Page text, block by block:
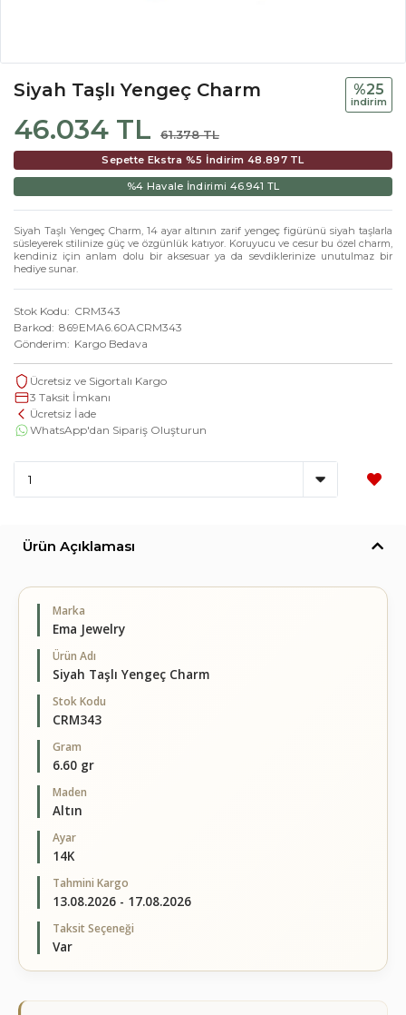
Siyah Taşlı Yengeç Charm
46.034 TL 61.378 TL
%25
i̇ndi̇ri̇m
Sepette Ekstra %5 İndirim48.897 TL
%4 Havale İndirimi 46.941 TL
Siyah Taşlı Yengeç Charm, 14 ayar altının zarif yengeç figürünü siyah taşlarla
süsleyerek stilinize güç ve özgünlük katıyor. Koruyucu ve cesur bu özel charm,
kendiniz için anlam dolu bir aksesuar ya da sevdiklerinize unutulmaz bir
hediye sunar.
Stok Kodu
CRM343
Barkod 869EMA6.60ACRM343
Gönderim
Kargo Bedava
Ücretsiz ve Sigortalı Kargo
3 Taksit İmkanı
Ücretsiz İade
WhatsApp'dan Sipariş Oluşturun
Ürün Açıklaması
Marka
Ema Jewelry
Ürün Adı
Siyah Taşlı Yengeç Charm
Stok Kodu
CRM343
Gram
6.60 gr
Maden
Altın
Ayar
14K
Tahmini Kargo
13.08.2026 - 17.08.2026
Taksit Seçeneği
Var